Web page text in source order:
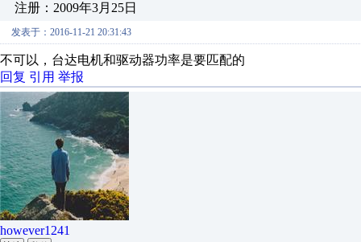
注册：2009年3月25日
发表于：2016-11-21 20:31:43
不可以，台达电机和驱动器功率是要匹配的
回复 引用 举报
however1241